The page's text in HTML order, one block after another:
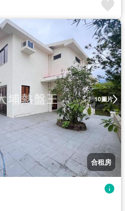
10圖片
合租房